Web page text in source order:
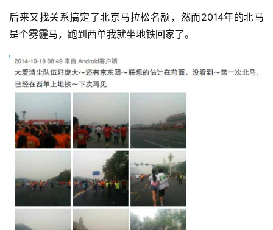
后来又找关系搞定了北京马拉松名额，然而2014年的北马
是个雾霾马，跑到西单我就坐地铁回家了。